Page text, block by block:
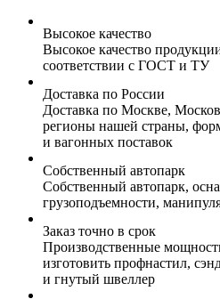
Высокое качество
Высокое качество
соответствии с ГОСТ и ТУ
Доставка по России
Доставка по Москве,
регионы нашей страны,
и вагонных поставок
Собственный автопарк
Собственный автопарк,
грузоподъемности,
Заказ точно в срок
Производственные
изготовить профнастил,
и гнутый швеллер